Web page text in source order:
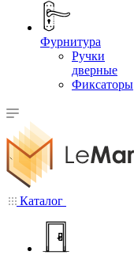
Фурнитура
Ручки
дверные
Фиксаторы
Каталог